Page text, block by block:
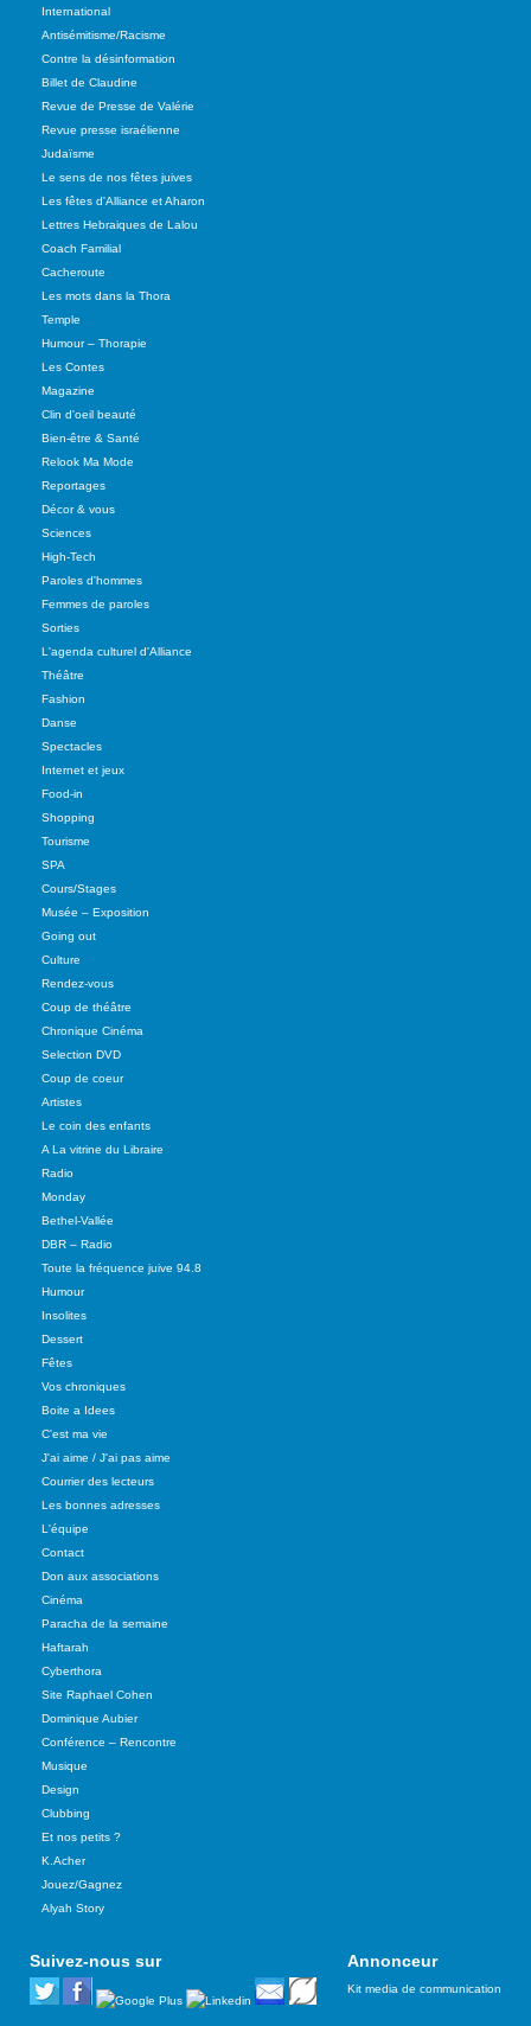
International
Antisémitisme/Racisme
Contre la désinformation
Billet de Claudine
Revue de Presse de Valérie
Revue presse israélienne
Judaïsme
Le sens de nos fêtes juives
Les fêtes d'Alliance et Aharon
Lettres Hebraiques de Lalou
Coach Familial
Cacheroute
Les mots dans la Thora
Temple
Humour – Thorapie
Les Contes
Magazine
Clin d'oeil beauté
Bien-être & Santé
Relook Ma Mode
Reportages
Décor & vous
Sciences
High-Tech
Paroles d'hommes
Femmes de paroles
Sorties
L'agenda culturel d'Alliance
Théâtre
Fashion
Danse
Spectacles
Internet et jeux
Food-in
Shopping
Tourisme
SPA
Cours/Stages
Musée – Exposition
Going out
Culture
Rendez-vous
Coup de théâtre
Chronique Cinéma
Selection DVD
Coup de coeur
Artistes
Le coin des enfants
A La vitrine du Libraire
Radio
Monday
Bethel-Vallée
DBR – Radio
Toute la fréquence juive 94.8
Humour
Insolites
Dessert
Fêtes
Vos chroniques
Boite a Idees
C'est ma vie
J'ai aime / J'ai pas aime
Courrier des lecteurs
Les bonnes adresses
L'équipe
Contact
Don aux associations
Cinéma
Paracha de la semaine
Haftarah
Cyberthora
Site Raphael Cohen
Dominique Aubier
Conférence – Rencontre
Musique
Design
Clubbing
Et nos petits ?
K.Acher
Jouez/Gagnez
Alyah Story
Suivez-nous sur Annonceur
Kit media de communication